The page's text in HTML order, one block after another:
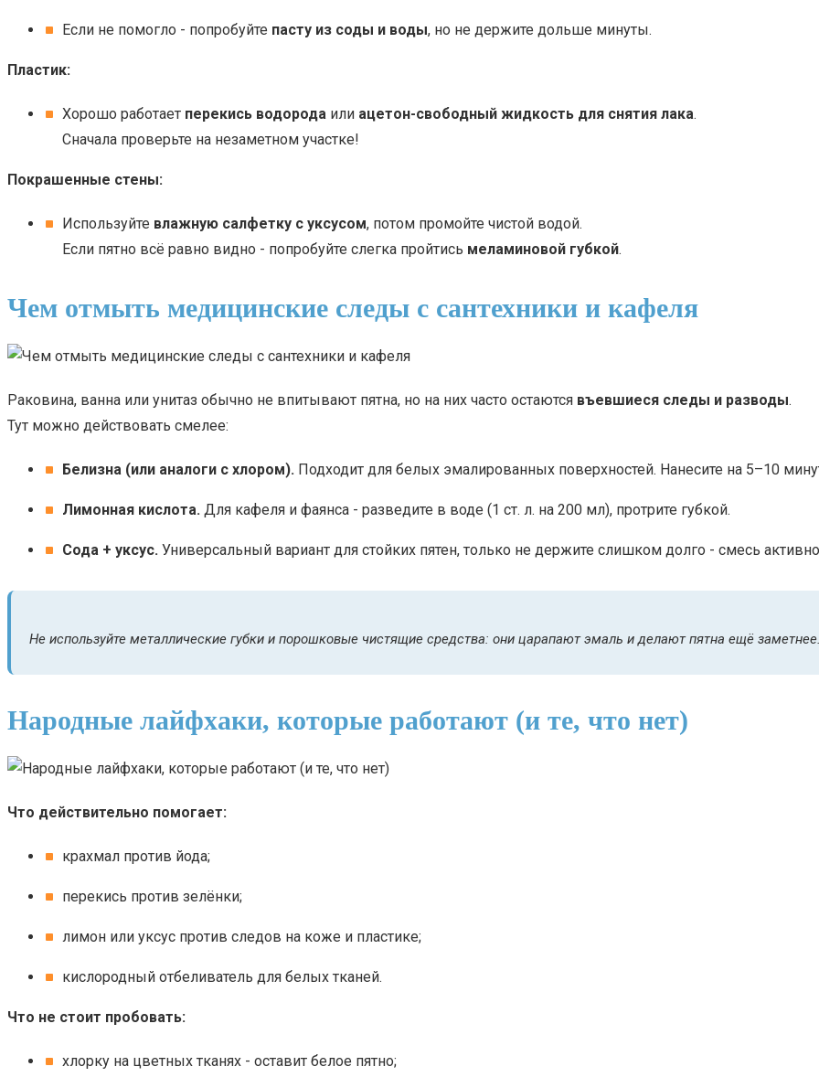
Если не помогло - попробуйте пасту из соды и воды, но не держите дольше минуты.
Пластик:
Хорошо работает перекись водорода или ацетон-свободный жидкость для снятия лака.
Сначала проверьте на незаметном участке!
Покрашенные стены:
Используйте влажную салфетку с уксусом, потом промойте чистой водой.
Если пятно всё равно видно - попробуйте слегка пройтись меламиновой губкой.
Чем отмыть медицинские следы с сантехники и кафеля
Раковина, ванна или унитаз обычно не впитывают пятна, но на них часто остаются въевшиеся следы и разводы.
Тут можно действовать смелее:
Белизна (или аналоги с хлором). Подходит для белых эмалированных поверхностей. Нанесите на 5–10
Лимонная кислота. Для кафеля и фаянса - разведите в воде (1 ст. л. на 200 мл), протрите губкой.
Сода + уксус. Универсальный вариант для стойких пятен, только не держите слишком долго - смесь активно
Не используйте металлические губки и порошковые чистящие средства: они царапают эмаль и делают пятна ещё заметнее.
Народные лайфхаки, которые работают (и те, что нет)
Что действительно помогает:
крахмал против йода;
перекись против зелёнки;
лимон или уксус против следов на коже и пластике;
кислородный отбеливатель для белых тканей.
Что не стоит пробовать:
хлорку на цветных тканях - оставит белое пятно;